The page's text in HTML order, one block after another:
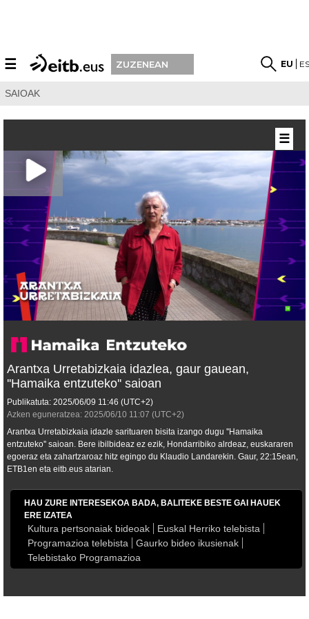
☰ ZUZENEAN EU
SAIOAK
Arantxa Urretabizkaia idazlea, gaur gauean,
''Hamaika entzuteko'' saioan
Publikatuta: 2025/06/09 11:46 (UTC+2)
Azken eguneratzea: 2025/06/10 11:07 (UTC+2)
Arantxa Urretabizkaia idazle sarituaren bisita izango dugu ''Hamaika
entzuteko'' saioan. Bere ibilbideaz ez ezik, Hondarribiko alrdeaz, euskararen
egoeraz eta zahartzaroaz hitz egingo du Klaudio Landarekin. Gaur, 22:15ean,
ETB1en eta eitb.eus atarian.
HAU ZURE INTERESEKOA BADA, BALITEKE BESTE GAI HAUEK
ERE IZATEA
Kultura pertsonaiak bideoak
Euskal Herriko telebista
Programazioa telebista
Gaurko bideo ikusienak
Telebistako Programazioa
☰